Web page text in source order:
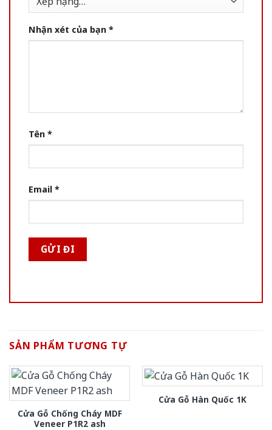
Nhận xét của bạn *
Tên *
Email *
SẢN PHẨM TƯƠNG TỰ
Cửa Gỗ Chống Cháy MDF
Veneer P1R2 ash
Cửa Gỗ Hàn Quốc 1K